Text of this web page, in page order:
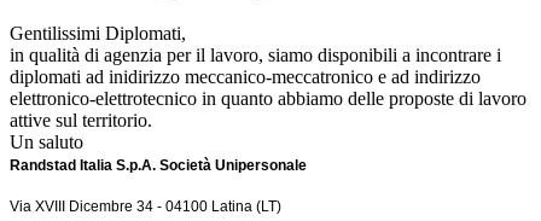
Gentilissimi Diplomati,
in qualità di agenzia per il lavoro, siamo disponibili a incontrare i
diplomati ad inidirizzo meccanico-meccatronico e ad indirizzo
elettronico-elettrotecnico in quanto abbiamo delle proposte di lavoro
attive sul territorio.
Un saluto
Randstad Italia S.p.A. Società Unipersonale
Via XVIII Dicembre 34 - 04100 Latina (LT)